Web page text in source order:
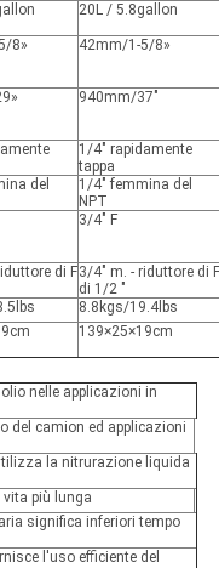
20L / 5.8gallon
8» 42mm/1-5/8»
940mm/37"
1/4" rapidamente
tappa
del
1/4" femmina del
NPT
3/4" F
di F3/4" m. - riduttore di F
di 1/2 "
8.8kgs/19.4lbs
139×25×19cm
nelle applicazioni in
del camion ed applicazioni
la nitrurazione liquida
più lunga
significa inferiori tempo
l'uso efficiente del